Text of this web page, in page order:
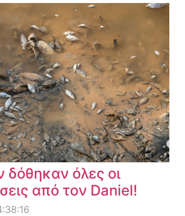
δόθηκαν όλες οι
από τον Daniel!